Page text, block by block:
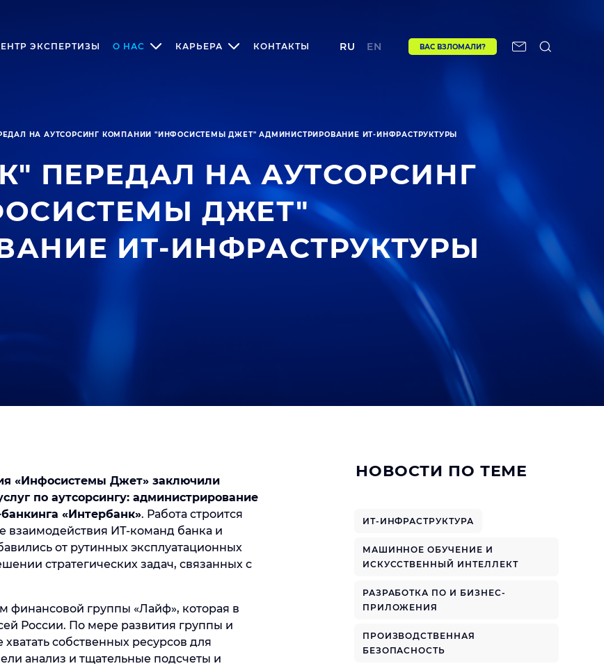
ЭКСПЕРТИЗЫ О НАС КАРЬЕРА КОНТАКТЫ RU EN ВАС ВЗЛОМАЛИ?
НА АУТСОРСИНГ КОМПАНИИ "ИНФОСИСТЕМЫ ДЖЕТ" АДМИНИСТРИРОВАНИЕ ИТ-ИНФРАСТРУКТУРЫ
ПЕРЕДАЛ НА АУТСОРСИНГ
ДЖЕТ"
ИТ-ИНФРАСТРУКТУРЫ
«Инфосистемы Джет» заключили
по аутсорсингу: администрирование
«Интербанк». Работа строится
взаимодействия ИТ-команд банка и
от рутинных эксплуатационных
стратегических задач, связанных с
финансовой группы «Лайф», которая в
России. По мере развития группы и
собственных ресурсов для
анализ и тщательные подсчеты и
НОВОСТИ ПО ТЕМЕ
ИТ-ИНФРАСТРУКТУРА
МАШИННОЕ ОБУЧЕНИЕ И
ИСКУССТВЕННЫЙ ИНТЕЛЛЕКТ
РАЗРАБОТКА ПО И БИЗНЕС-
ПРИЛОЖЕНИЯ
ПРОИЗВОДСТВЕННАЯ
БЕЗОПАСНОСТЬ